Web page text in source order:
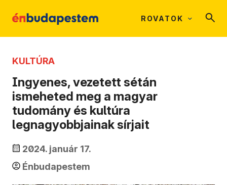
ROVATOK
KULTÚRA
Ingyenes, vezetett sétán
ismeheted meg a magyar
tudomány és kultúra
legnagyobbjainak sírjait
2024. január 17.
Énbudapestem